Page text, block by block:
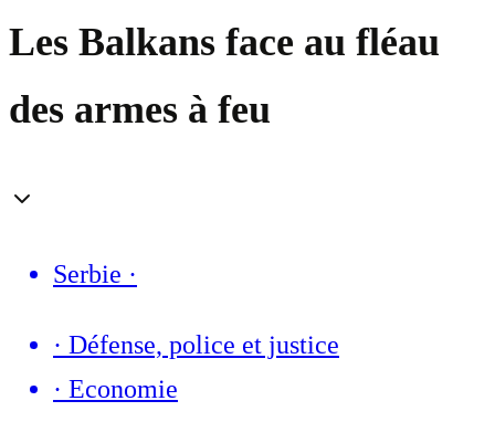
Les Balkans face au fléau
des armes à feu
Serbie ·
· Défense, police et justice
· Economie